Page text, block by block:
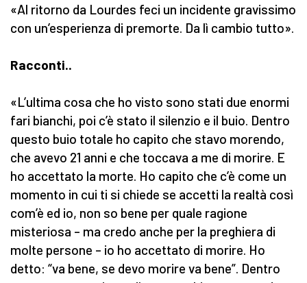
«Al ritorno da Lourdes feci un incidente gravissimo
con un’esperienza di premorte. Da lì cambio tutto».
Racconti..
«L’ultima cosa che ho visto sono stati due enormi
fari bianchi, poi c’è stato il silenzio e il buio. Dentro
questo buio totale ho capito che stavo morendo,
che avevo 21 anni e che toccava a me di morire. E
ho accettato la morte. Ho capito che c’è come un
momento in cui ti si chiede se accetti la realtà così
com’è ed io, non so bene per quale ragione
misteriosa – ma credo anche per la preghiera di
molte persone – io ho accettato di morire. Ho
detto: “va bene, se devo morire va bene”. Dentro